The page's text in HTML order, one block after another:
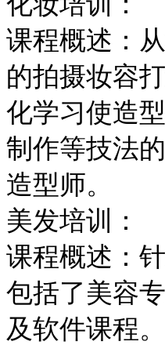
课程概述：
的拍摄妆容
化学习使造
制作等技法
造型师。
美发培训：
课程概述：
包括了美容
及软件课程。